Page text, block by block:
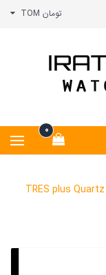
تومان TOM
0